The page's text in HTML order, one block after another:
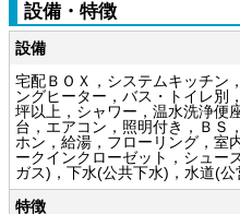
設備・特徴
設備
宅配ＢＯＸ，システムキッチン
ングヒーター，バス・トイレ別
坪以上，シャワー，温水洗浄便
台，エアコン，照明付き，ＢＳ
ホン，給湯，フローリング，室
ークインクローゼット，シュー
ガス)，下水(公共下水)，水道(公
特徴